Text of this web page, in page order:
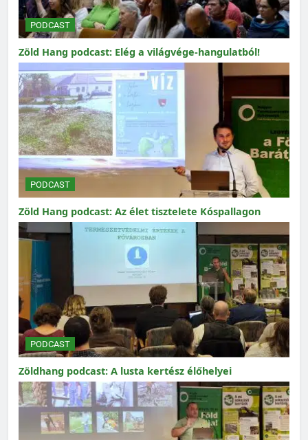
PODCAST
Zöld Hang podcast: Elég a világvége-hangulatból!
PODCAST
Zöld Hang podcast: Az élet tisztelete Kóspallagon
PODCAST
Zöldhang podcast: A lusta kertész élőhelyei